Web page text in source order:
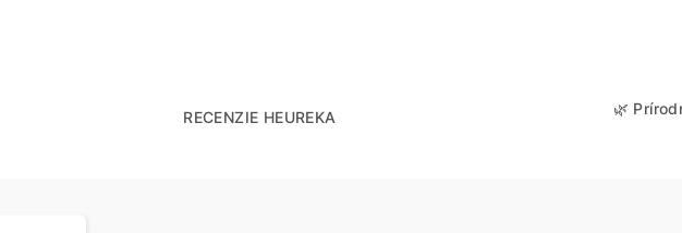
RECENZIE HEUREKA 🌿